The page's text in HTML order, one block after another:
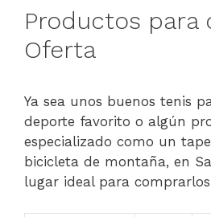
Productos para
Oferta
Ya sea unos buenos tenis
deporte favorito o algún
especializado como un
bicicleta de montaña, en
lugar ideal para